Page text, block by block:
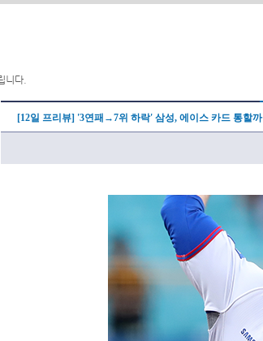
니다.
[12일 프리뷰] '3연패→7위 하락' 삼성, 에이스 카드 통할까